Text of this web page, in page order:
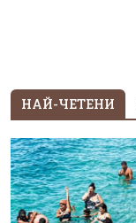
НАЙ-ЧЕТЕНИ